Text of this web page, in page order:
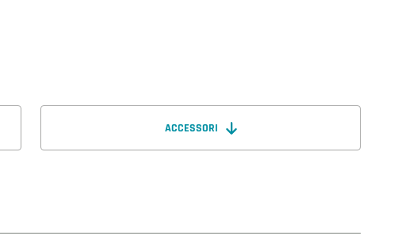
ACCESSORI